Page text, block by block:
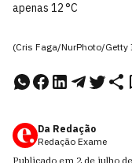
apenas 12 °C
(Cris Faga/NurPhoto/Getty
Da Redação
Redação Exame
Publicado em 2 de julho